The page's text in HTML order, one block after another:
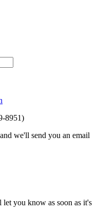
8951)
we'll send you an email
you know as soon as it's